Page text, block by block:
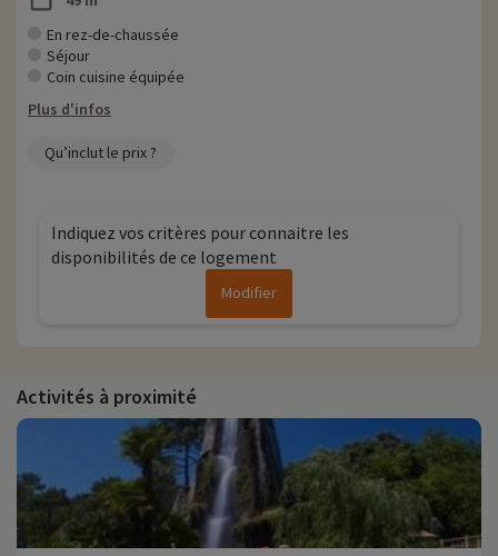
En rez-de-chaussée
Séjour
Coin cuisine équipée
Plus d'infos
Qu’inclut le prix ?
Indiquez vos critères pour connaitre les
disponibilités de ce logement
Modifier
Activités à proximité